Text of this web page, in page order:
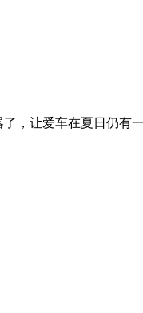
，让爱车在夏日仍有一